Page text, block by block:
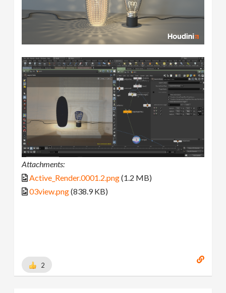
Attachments:
Active_Render.0001.2.png(1.2 MB)
03view.png(838.9 KB)
2